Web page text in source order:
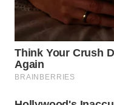
WAHANA
INFRASTRUKTUR
WAHANA
KONSUMEN
WAHANA